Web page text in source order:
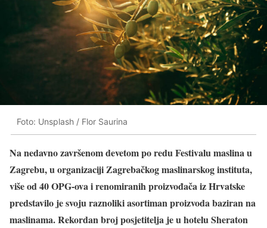
Foto: Unsplash / Flor Saurina
Na nedavno završenom devetom po redu Festivalu maslina u
Zagrebu, u organizaciji Zagrebačkog maslinarskog instituta,
više od 40 OPG-ova i renomiranih proizvođača iz Hrvatske
predstavilo je svoju raznoliki asortiman proizvoda baziran na
maslinama. Rekordan broj posjetitelja je u hotelu Sheraton